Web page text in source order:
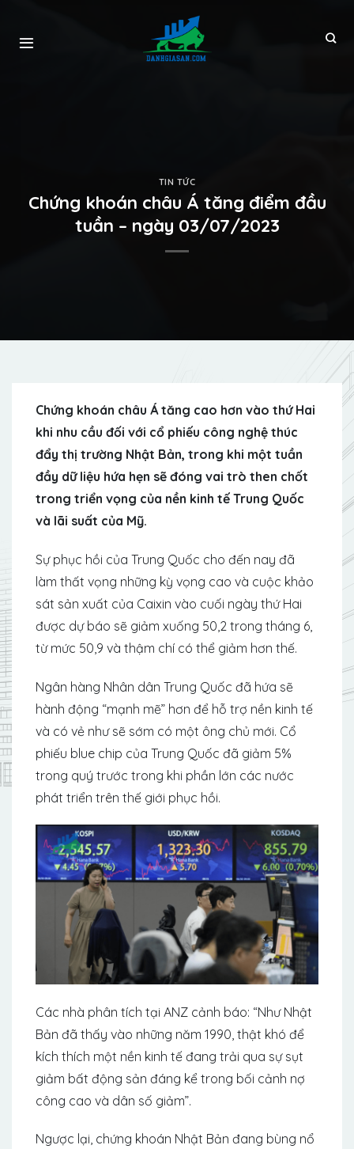
TIN TỨC
Chứng khoán châu Á tăng điểm đầu
tuần – ngày 03/07/2023
Chứng khoán châu Á tăng cao hơn vào thứ Hai
khi nhu cầu đối với cổ phiếu công nghệ thúc
đẩy thị trường Nhật Bản, trong khi một tuần
đầy dữ liệu hứa hẹn sẽ đóng vai trò then chốt
trong triển vọng của nền kinh tế Trung Quốc
và lãi suất của Mỹ.
Sự phục hồi của Trung Quốc cho đến nay đã
làm thất vọng những kỳ vọng cao và cuộc khảo
sát sản xuất của Caixin vào cuối ngày thứ Hai
được dự báo sẽ giảm xuống 50,2 trong tháng 6,
từ mức 50,9 và thậm chí có thể giảm hơn thế.
Ngân hàng Nhân dân Trung Quốc đã hứa sẽ
hành động “mạnh mẽ” hơn để hỗ trợ nền kinh tế
và có vẻ như sẽ sớm có một ông chủ mới. Cổ
phiếu blue chip của Trung Quốc đã giảm 5%
trong quý trước trong khi phần lớn các nước
phát triển trên thế giới phục hồi.
Các nhà phân tích tại ANZ cảnh báo: “Như Nhật
Bản đã thấy vào những năm 1990, thật khó để
kích thích một nền kinh tế đang trải qua sự sụt
giảm bất động sản đáng kể trong bối cảnh nợ
công cao và dân số giảm”.
Ngược lại, chứng khoán Nhật Bản đang bùng nổ